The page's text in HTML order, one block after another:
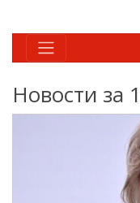
Новости за